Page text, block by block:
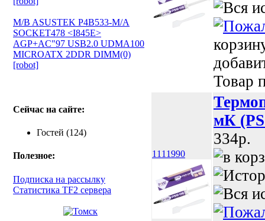
M/B ASUSTEK P4B533-M/A
SOCKET478 <I845E>
AGP+AC"97 USB2.0 UDMA100
MICROATX 2DDR DIMM(0)
[robot]
Сейчас на сайте:
Гостей (124)
Полезное:
Подписка на рассылку
Статистика TF2 сервера
Товар
1111990
мК
334p.